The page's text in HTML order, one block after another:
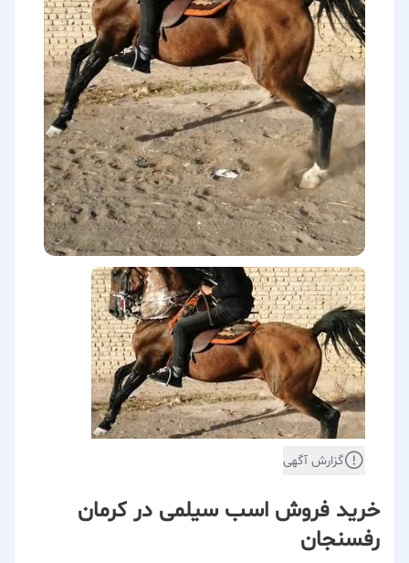
گزارش آگهی
خرید فروش اسب سیلمی در کرمان
رفسنجان